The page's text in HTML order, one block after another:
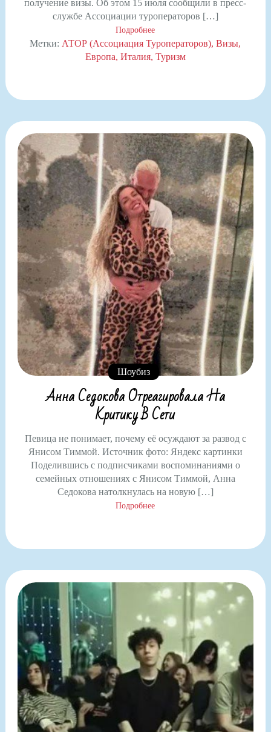
получение визы. Об этом 15 июля сообщили в пресс-
службе Ассоциации туроператоров […]
Подробнее
Метки: АТОР (Ассоциация Туроператоров) Визы
Европа Италия Туризм
Шоубиз
Анна Седокова Отреагировала На
Критику В Сети
Певица не понимает, почему её осуждают за развод с
Янисом Тиммой. Источник фото: Яндекс картинки
Поделившись с подписчиками воспоминаниями о
семейных отношениях с Янисом Тиммой, Анна
Седокова натолкнулась на новую […]
Подробнее